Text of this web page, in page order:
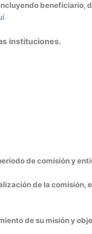
beneficiario,
instituciones.
de comisión y
de la comisión,
de su misión y